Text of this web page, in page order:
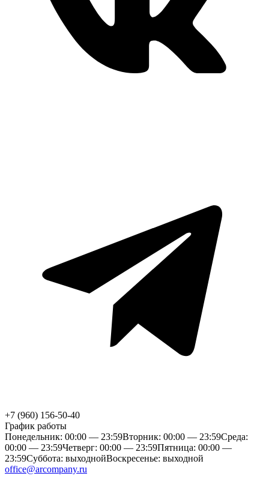
+7 (960) 156-50-40
График работы
Понедельник: 00:00 — 23:59Вторник: 00:00 — 23:59Среда:
00:00 — 23:59Четверг: 00:00 — 23:59Пятница: 00:00 —
23:59Суббота: выходнойВоскресенье: выходной
office@arcompany.ru